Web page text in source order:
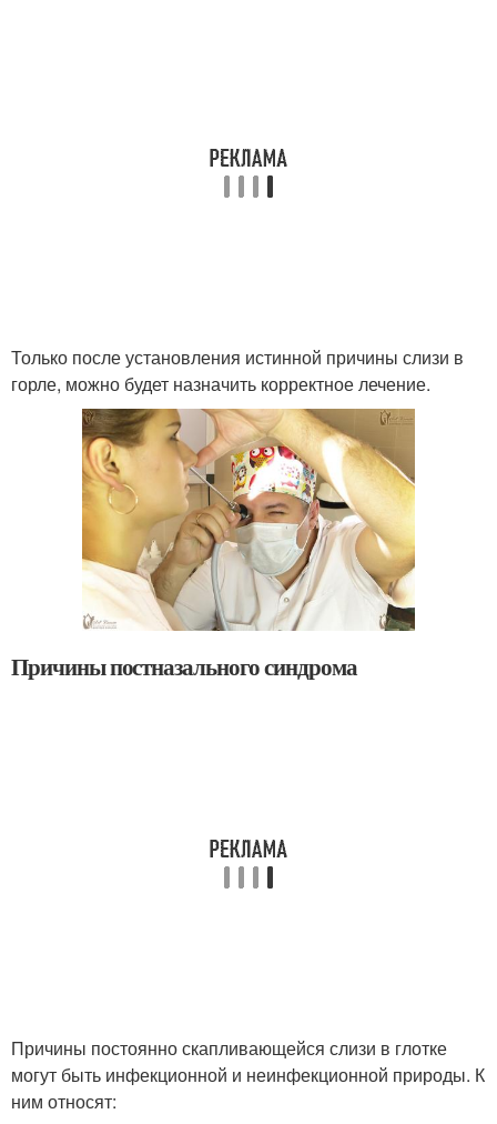
Только после установления истинной причины слизи в
горле, можно будет назначить корректное лечение.
Причины постназального синдрома
Причины постоянно скапливающейся слизи в глотке
могут быть инфекционной и неинфекционной природы. К
ним относят: